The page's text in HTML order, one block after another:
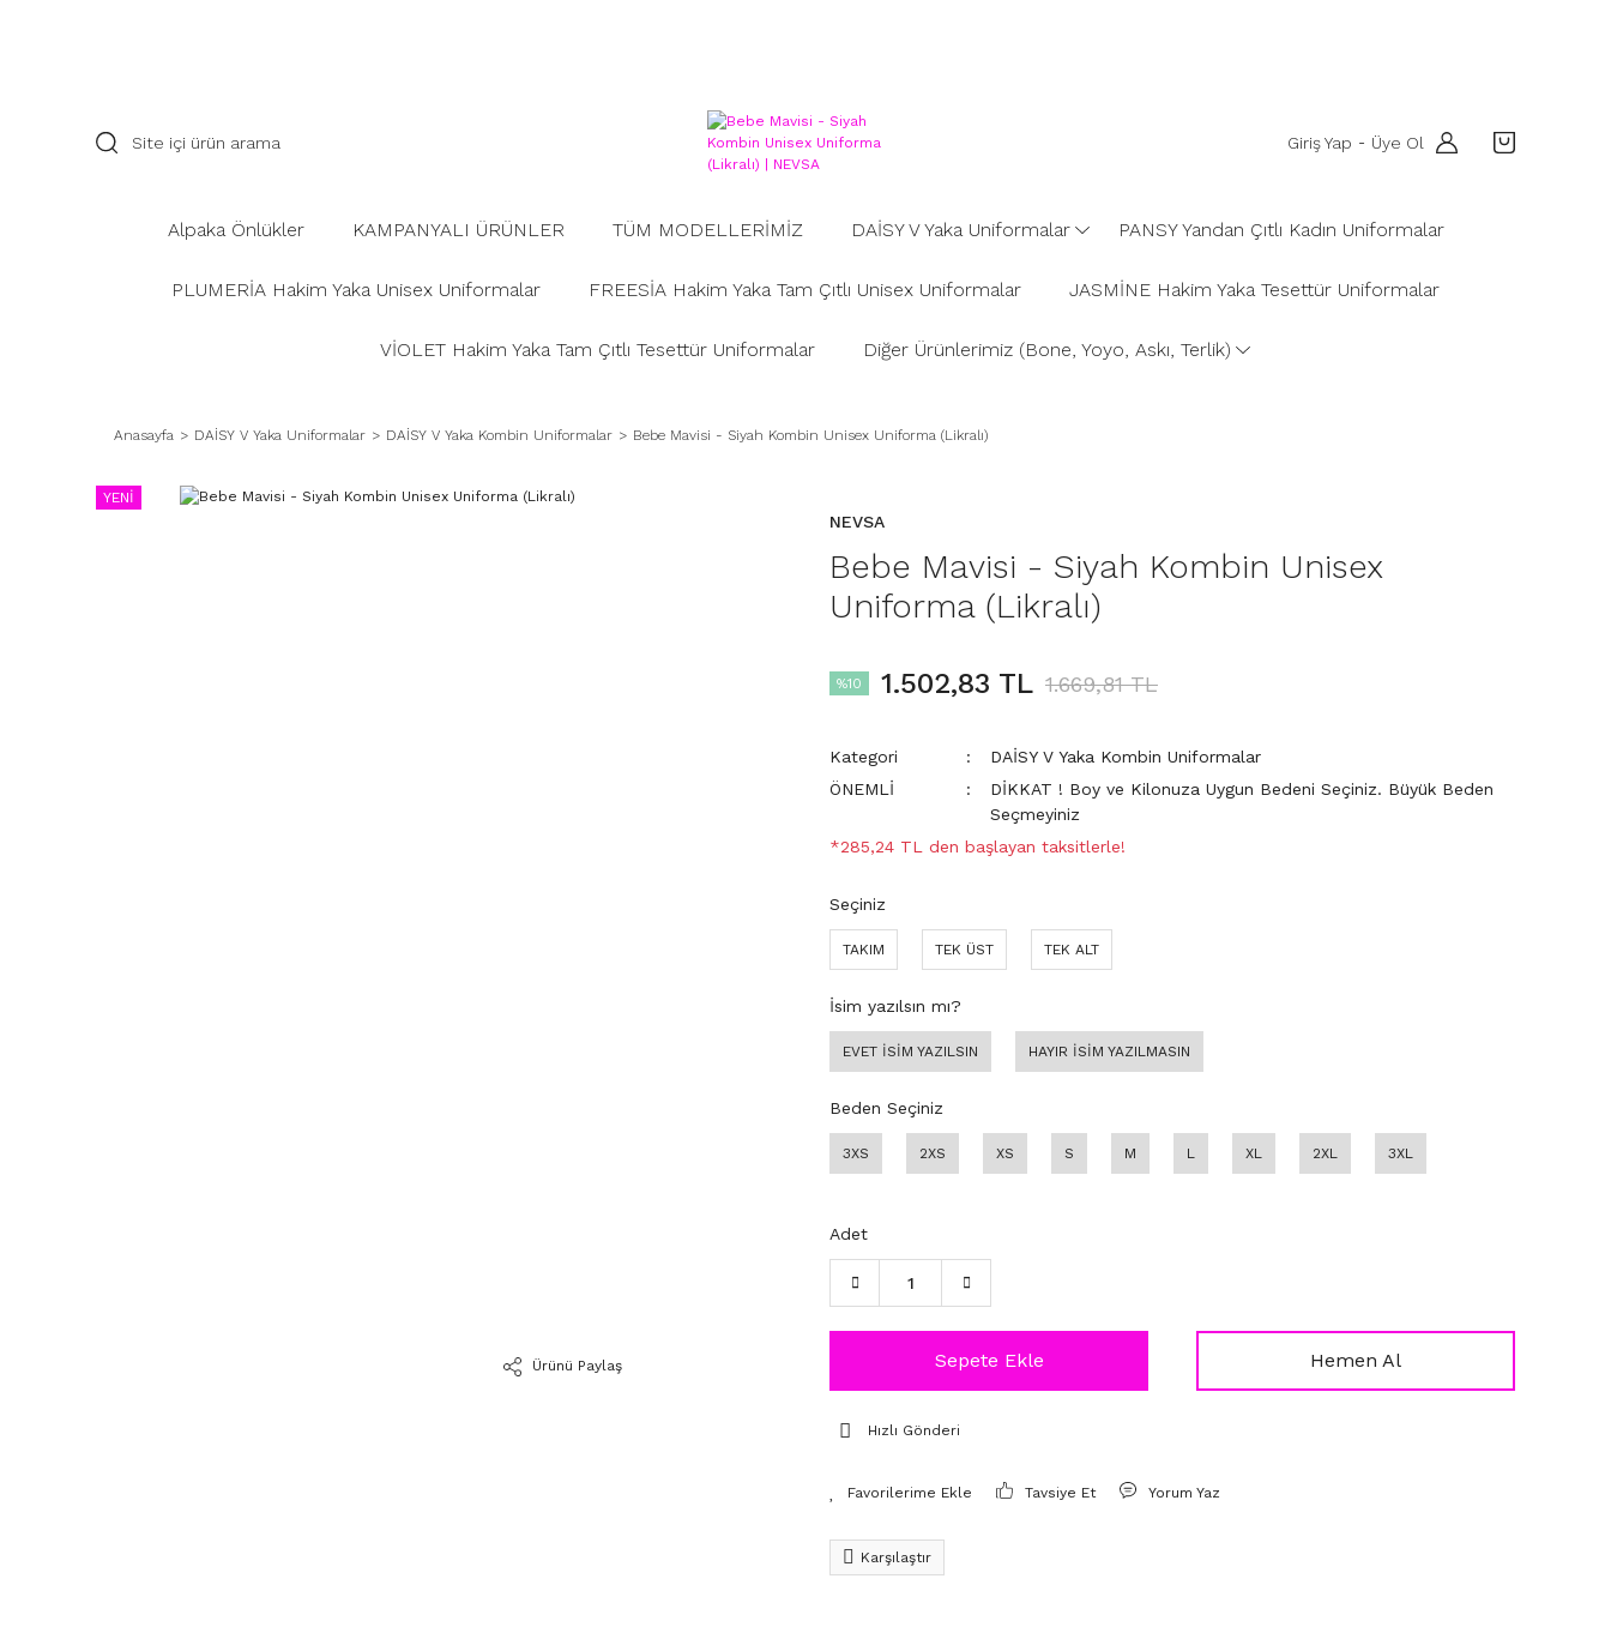
Giriş Yap - Üye Ol
Alpaka Önlükler KAMPANYALI ÜRÜNLER TÜM MODELLERİMİZ DAİSY V Yaka Uniformalar PANSY Yandan Çıtlı Kadın Uniformalar
PLUMERİA Hakim Yaka Unisex Uniformalar FREESİA Hakim Yaka Tam Çıtlı Unisex Uniformalar JASMİNE Hakim Yaka Tesettür Uniformalar
VİOLET Hakim Yaka Tam Çıtlı Tesettür Uniformalar Diğer Ürünlerimiz (Bone, Yoyo, Askı, Terlik)
Anasayfa DAİSY V Yaka Uniformalar DAİSY V Yaka Kombin Uniformalar Bebe Mavisi - Siyah Kombin Unisex Uniforma (Likralı)
YENİ
Ürünü Paylaş
NEVSA
Bebe Mavisi - Siyah Kombin Unisex
Uniforma (Likralı)
%10 1.502,83 TL 1.669,81 TL
Kategori
DAİSY V Yaka Kombin Uniformalar
ÖNEMLİ
DİKKAT ! Boy ve Kilonuza Uygun Bedeni Seçiniz. Büyük Beden
Seçmeyiniz
*285,24 TL den başlayan taksitlerle!
Seçiniz
TAKIM TEK ÜST TEK ALT
İsim yazılsın mı?
EVET İSİM YAZILSIN HAYIR İSİM YAZILMASIN
Beden Seçiniz
3XS 2XS XS S M L XL 2XL 3XL
Adet
Sepete Ekle Hemen Al
Hızlı Gönderi
Tavsiye Et Yorum Yaz
Karşılaştır